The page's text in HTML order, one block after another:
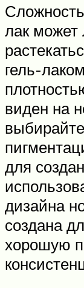
лак может
гель-
виден на
для
дизайна
создана
хорошую